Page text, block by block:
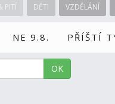
PITÍ DĚTI VZDĚLÁNÍ
NE 9.8. PŘÍŠTÍ
OK